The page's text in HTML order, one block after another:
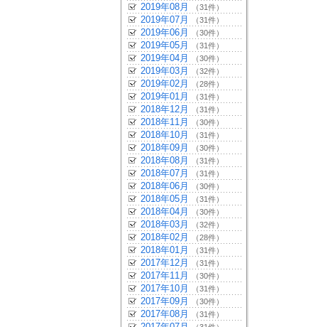
2019年08月 （31件）
2019年07月 （31件）
2019年06月 （30件）
2019年05月 （31件）
2019年04月 （30件）
2019年03月 （32件）
2019年02月 （28件）
2019年01月 （31件）
2018年12月 （31件）
2018年11月 （30件）
2018年10月 （31件）
2018年09月 （30件）
2018年08月 （31件）
2018年07月 （31件）
2018年06月 （30件）
2018年05月 （31件）
2018年04月 （30件）
2018年03月 （32件）
2018年02月 （28件）
2018年01月 （31件）
2017年12月 （31件）
2017年11月 （30件）
2017年10月 （31件）
2017年09月 （30件）
2017年08月 （31件）